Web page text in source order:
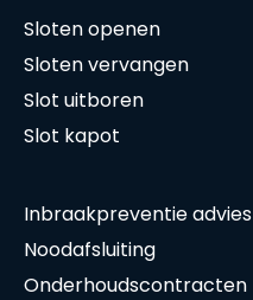
Sloten openen
Sloten vervangen
Slot uitboren
Slot kapot
Inbraakpreventie advies
Noodafsluiting
Onderhoudscontracten